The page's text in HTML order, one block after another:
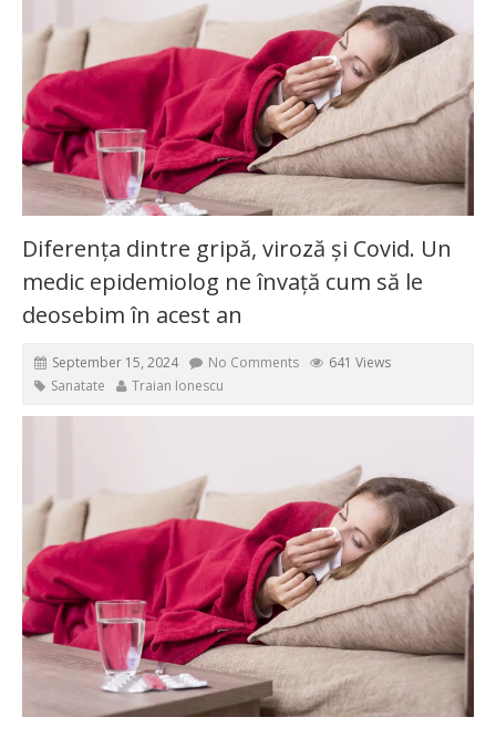
Diferența dintre gripă, viroză și Covid. Un
medic epidemiolog ne învață cum să le
deosebim în acest an
September 15, 2024 No Comments
641 Views
Sanatate
Traian Ionescu